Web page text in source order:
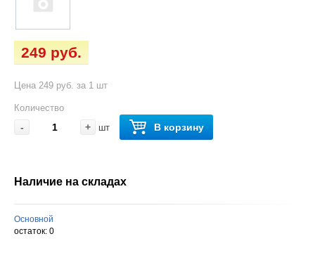
249 руб.
Цена 249 руб. за 1 шт
Количество
- + шт В корзину
Наличие на складах
Основной
остаток: 0